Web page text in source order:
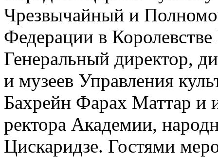
Чрезвычайный и
Федерации в
Генеральный директор,
и музеев Управления
Бахрейн Фарах Маттар и
ректора Академии,
Цискаридзе. Гостями